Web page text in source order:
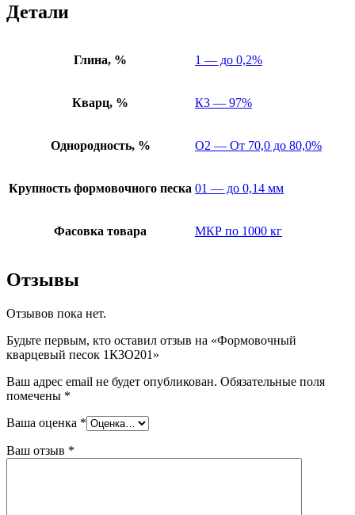
Детали
Глина, % 1 — до 0,2%
Кварц, % К3 — 97%
Однородность, % О2 — От 70,0 до 80,0%
Крупность формовочного песка 01 — до 0,14 мм
Фасовка товара МКР по 1000 кг
Отзывы
Отзывов пока нет.
Будьте первым, кто оставил отзыв на «Формовочный
кварцевый песок 1К3О201»
Ваш адрес email не будет опубликован. Обязательные поля
помечены *
Ваша оценка *
Ваш отзыв *